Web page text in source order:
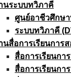
นระบบทวิภาคี
ศูนย์อาชีวศึกษ
ระบบทวิภาคี
นสื่อการเรียนการ
สื่อการเรียนกา
สื่อการเรียนกา